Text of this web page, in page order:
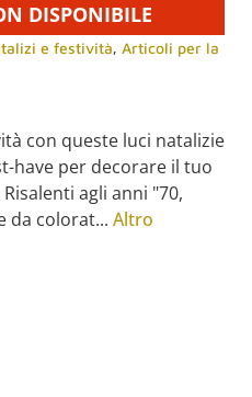
DISPONIBILE
e festività, Articoli per la
con queste luci natalizie
have per decorare il tuo
agli anni "70,
da colorat... Altro